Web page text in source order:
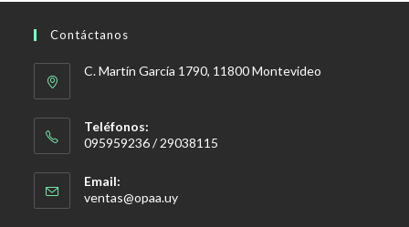
Contáctanos
C. Martín García 1790, 11800 Montevideo
Teléfonos:
095959236 / 29038115
Email:
ventas@opaa.uySe